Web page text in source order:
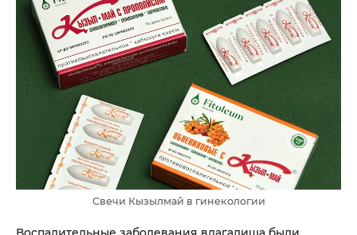
Свечи Кызылмай в гинекологии